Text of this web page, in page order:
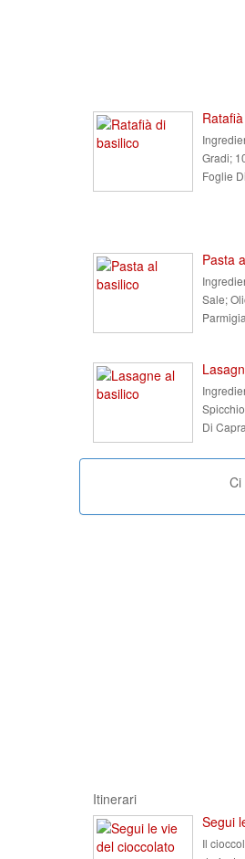
Gradi;
Foglie
Pasta
Sale;
Di
Ci
Itinerari
Segui
Il